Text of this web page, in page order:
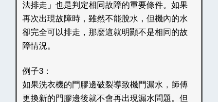
法排走」也是判定相同故障的重要條件。如果
再次出現故障時，雖然不能脫水，但機內的水
卻完全可以排走，那麼這就明顯不是相同的故
障情況。
例子3：
如果洗衣機的門膠邊破裂導致機門漏水，師傅
更換新的門膠邊後就不會再出現漏水問題。但